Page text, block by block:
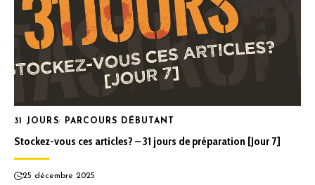
31 JOURS PARCOURS DÉBUTANT
Stockez-vous ces articles? – 31 jours de préparation [Jour 7]
25 décembre 2025